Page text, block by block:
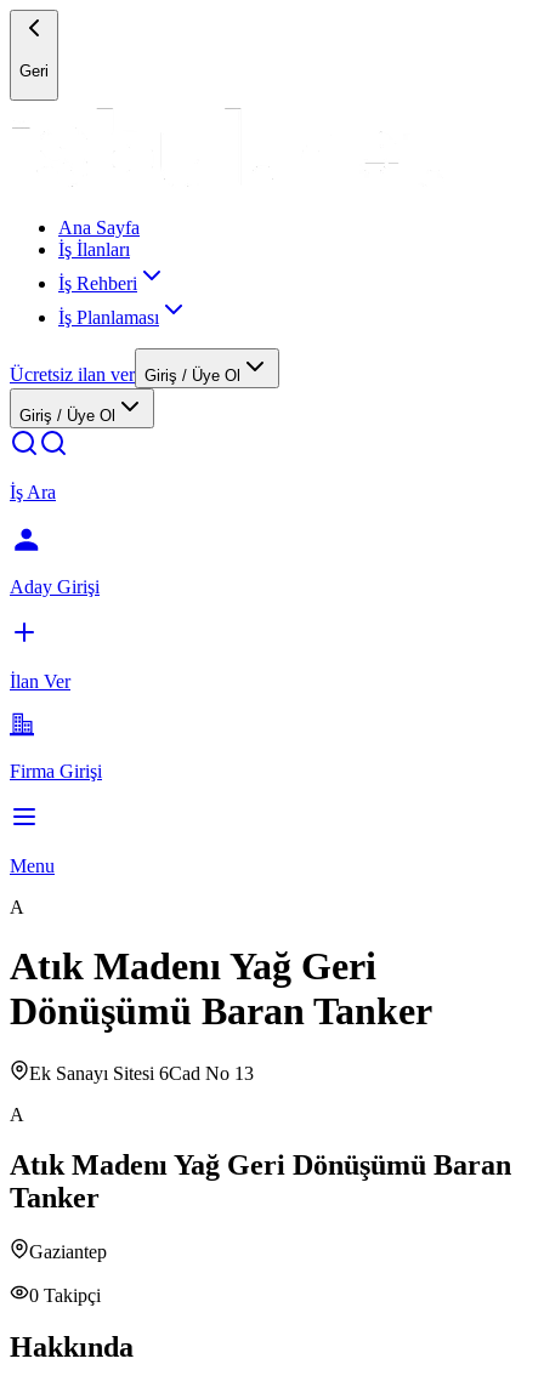
Geri
Ana Sayfa
İş İlanları
İş Rehberi
İş Planlaması
Ücretsiz ilan ver Giriş / Üye Ol
Giriş / Üye Ol
İş Ara
Aday Girişi
İlan Ver
Firma Girişi
Menu
A
Atık Madenı Yağ Geri
Dönüşümü Baran Tanker
Ek Sanayı Sitesi 6Cad No 13
A
Atık Madenı Yağ Geri Dönüşümü Baran
Tanker
Gaziantep
0 Takipçi
Hakkında